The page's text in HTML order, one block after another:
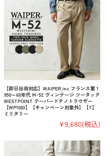
【即日出荷対応】WAIPER.inc フランス軍 1
950～60年代 M-52 ヴィンテージ ツータック
WESTPOINT テーパードチノトラウザー
【WP1003】【キャンペーン対象外】【T】
ミリタリー
¥9,680(税込)